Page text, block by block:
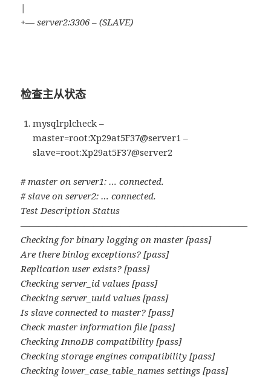
|
+— server2:3306 – (SLAVE)
检查主从状态
mysqlrplcheck –
master=root:Xp29at5F37@server1 –
slave=root:Xp29at5F37@server2
# master on server1: … connected.
# slave on server2: … connected.
Test Description Status
—————————————————————————
Checking for binary logging on master [pass]
Are there binlog exceptions? [pass]
Replication user exists? [pass]
Checking server_id values [pass]
Checking server_uuid values [pass]
Is slave connected to master? [pass]
Check master information file [pass]
Checking InnoDB compatibility [pass]
Checking storage engines compatibility [pass]
Checking lower_case_table_names settings [pass]